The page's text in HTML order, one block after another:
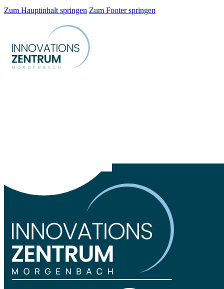
Zum Hauptinhalt springen Zum Footer springen
DIE IDEE